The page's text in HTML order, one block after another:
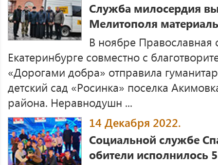
Служба милосердия
Мелитополя
В ноябре
Екатеринбурге совместно с
«Дорогами добра» отправила
детский сад «Росинка» поселка
района. Неравнодушн ...
14 Декабря 2022.
Социальной службе
обители исполнилось